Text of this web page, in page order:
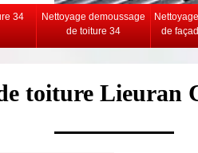
34
Nettoyage demoussage
de toiture 34
de
toiture Lieuran